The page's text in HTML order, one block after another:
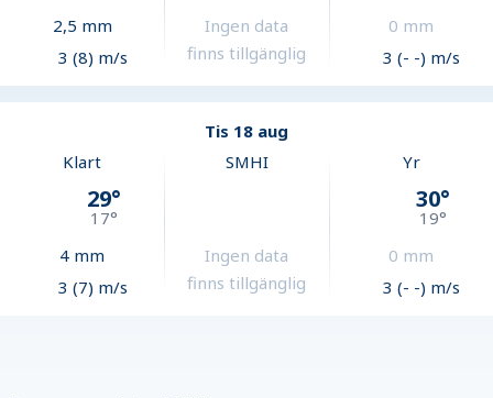
2,5 mm
3 (8) m/s
Ingen data
finns tillgänglig
0 mm
3 (- -) m/s
Tis 18 aug
Klart
29°
17°
4 mm
3 (7) m/s
SMHI
Ingen data
finns tillgänglig
Yr
30°
19°
0 mm
3 (- -) m/s